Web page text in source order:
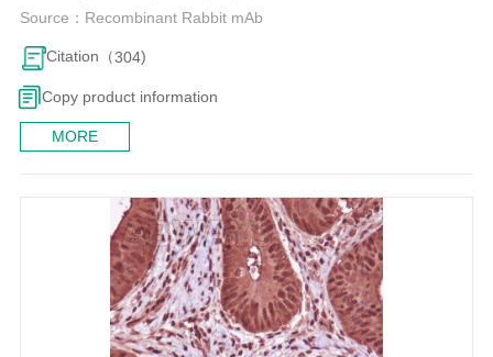
Source： Recombinant Rabbit mAb
Citation（304)
Copy product information
MORE